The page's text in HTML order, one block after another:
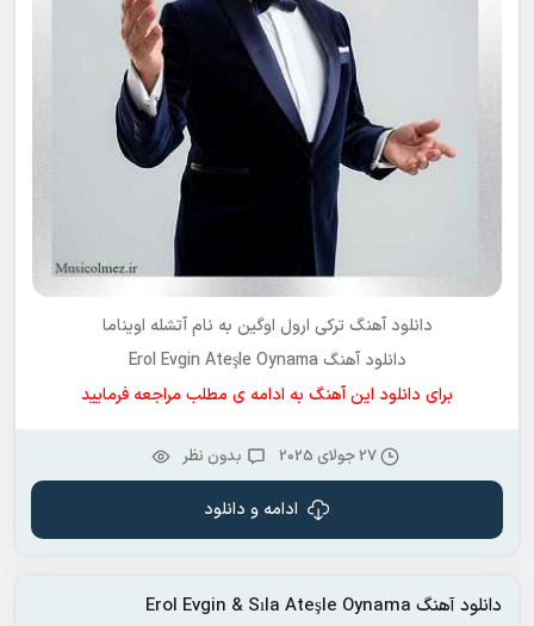
دانلود آهنگ ترکی ارول اوگین به نامآتشله اویناما
دانلود آهنگ Erol Evgin Ateşle Oynama
برای دانلود این آهنگ به ادامه ی مطلب مراجعه فرمایید
27 جولای 2025 بدون نظر
ادامه و دانلود
دانلود آهنگ Erol Evgin & Sıla Ateşle Oynama